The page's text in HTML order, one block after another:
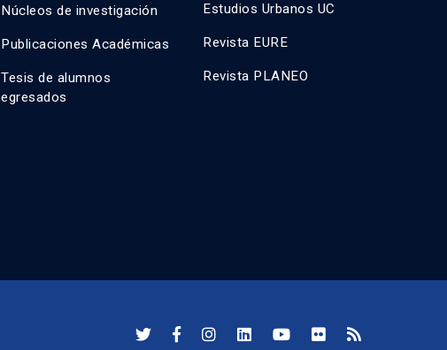
Núcleos de investigación
Publicaciones Académicas
Tesis de alumnos
egresados
Estudios Urbanos UC
Revista EURE
Revista PLANEO